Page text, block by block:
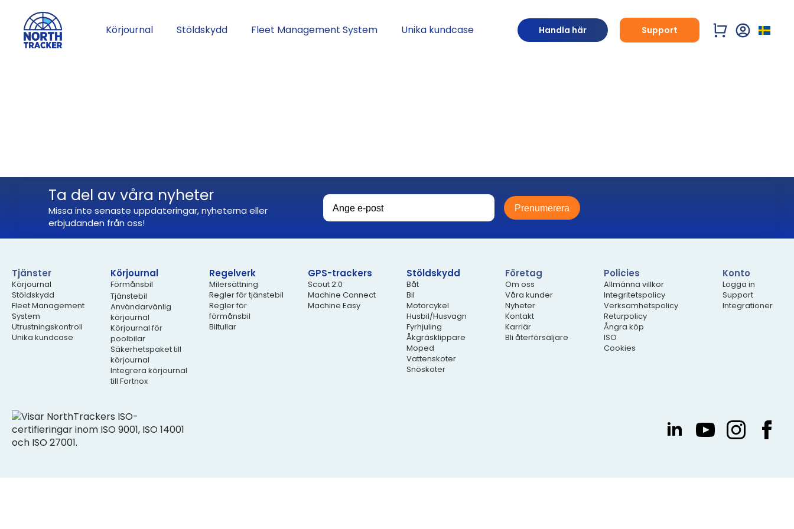
Körjournal Stöldskydd Fleet Management System Unika kundcase Handla här Support
Ta del av våra nyheter
Missa inte senaste uppdateringar, nyheterna eller
erbjudanden från oss!
Prenumerera
Tjänster
Körjournal
Stöldskydd
Fleet Management
System
Utrustningskontroll
Unika kundcase
Körjournal
Förmånsbil
Tjänstebil
Användarvänlig
körjournal
Körjournal för
poolbilar
Säkerhetspaket till
körjournal
Integrera körjournal
till Fortnox
Regelverk
Milersättning
Regler för tjänstebil
Regler för
förmånsbil
Biltullar
GPS-trackers
Scout 2.0
Machine Connect
Machine Easy
Stöldskydd
Båt
Bil
Motorcykel
Husbil/Husvagn
Fyrhjuling
Åkgräsklippare
Moped
Vattenskoter
Snöskoter
Företag
Om oss
Våra kunder
Nyheter
Kontakt
Karriär
Bli återförsäljare
Policies
Allmänna villkor
Integritetspolicy
Verksamhetspolicy
Returpolicy
Ångra köp
ISO
Cookies
Konto
Logga in
Support
Integrationer